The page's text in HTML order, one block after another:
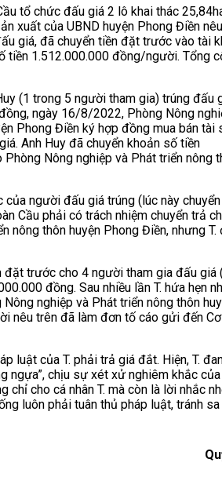
tổ chức đấu giá 2 lô khai thác
xuất của UBND huyện Phong Điền
giá, đã chuyển tiền đặt trước vào tài
tiền 1.512.000.000 đồng/người. Tổng
(1 trong 5 người tham gia) trúng đấu
ngày 16/8/2022, Phòng Nông
Phong Điền ký hợp đồng mua bán tài
Anh Huy đã chuyển khoản số tiền
Nông nghiệp và Phát triển nông
người đấu giá trúng (lúc này chuyển
Cầu phải có trách nhiệm chuyển trả
nông thôn huyện Phong Điền, nhưng T.
đặt trước cho 4 người tham gia đấu giá
đồng. Sau nhiều lần T. hứa hẹn
nghiệp và Phát triển nông thôn
nêu trên đã làm đơn tố cáo gửi đến
luật của T. phải trả giá đắt. Hiện, T.
ngựa”, chịu sự xét xử nghiêm khắc
chỉ cho cá nhân T. mà còn là lời nhắc
luôn phải tuân thủ pháp luật, tránh sa